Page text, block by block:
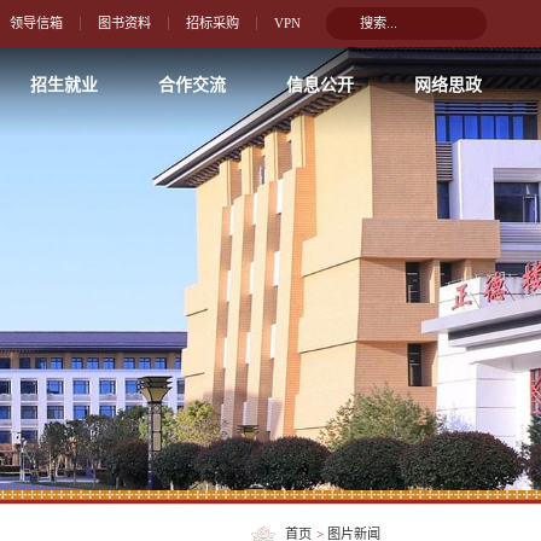
领导信箱 图书资料 招标采购 VPN
招生就业 合作交流 信息公开 网络思政
首页 > 图片新闻